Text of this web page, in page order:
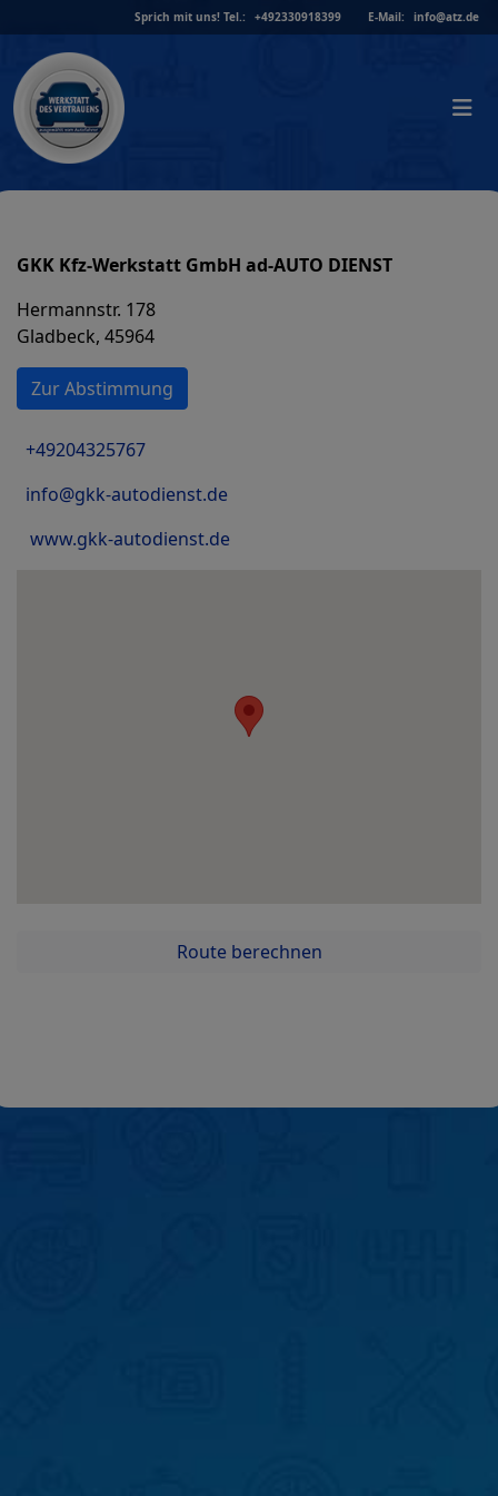
to
content
Sprich mit uns! Tel.: +492330918399 E-Mail: info@atz.de
GKK Kfz-Werkstatt GmbH ad-AUTO DIENST
Hermannstr. 178
Gladbeck, 45964
Zur Abstimmung
+49204325767
info@gkk-autodienst.de
www.gkk-autodienst.de
Route berechnen